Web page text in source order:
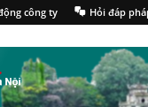
công ty Hỏi đáp